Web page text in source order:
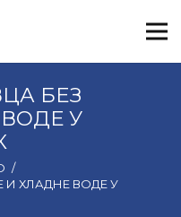
БЕЗ
У
/
ХЛАДНЕ ВОДЕ У